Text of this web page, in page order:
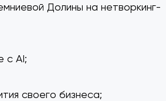
Долины на нетворкинг-
с AI;
своего бизнеса;